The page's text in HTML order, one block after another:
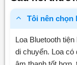
sao
Tôi nên chọn
Loa Bluetooth
di chuyển. Loa